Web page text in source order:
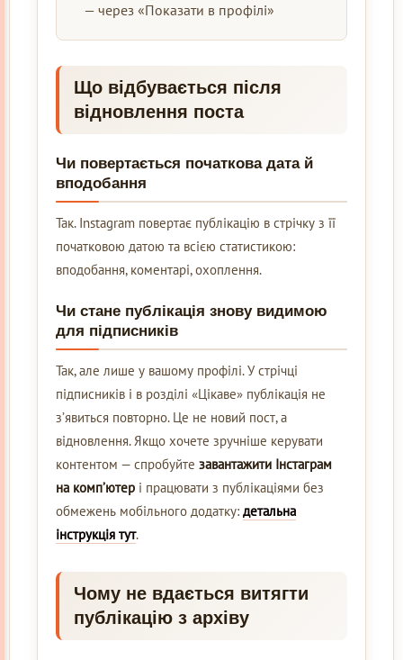
— через «Показати в профілі»
Що відбувається після
відновлення поста
Чи повертається початкова дата й
вподобання
Так. Instagram повертає публікацію в стрічку з її
початковою датою та всією статистикою:
вподобання, коментарі, охоплення.
Чи стане публікація знову видимою
для підписників
Так, але лише у вашому профілі. У стрічці
підписників і в розділі «Цікаве» публікація не
з’явиться повторно. Це не новий пост, а
відновлення. Якщо хочете зручніше керувати
контентом — спробуйте завантажити Інстаграм
на комп’ютер і працювати з публікаціями без
обмежень мобільного додатку: детальна
інструкція тут.
Чому не вдається витягти
публікацію з архіву